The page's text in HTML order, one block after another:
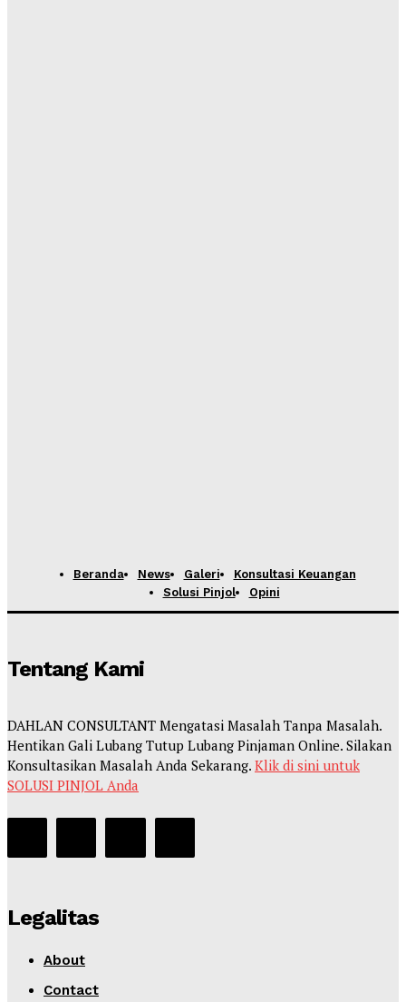
Beranda News Galeri
Konsultasi Keuangan
Solusi Pinjol
Opini
Tentang Kami
DAHLAN CONSULTANT Mengatasi Masalah Tanpa Masalah.
Hentikan Gali Lubang Tutup Lubang Pinjaman Online. Silakan
Konsultasikan Masalah Anda Sekarang. Klik di sini untuk
SOLUSI PINJOL Anda
Legalitas
About
Contact